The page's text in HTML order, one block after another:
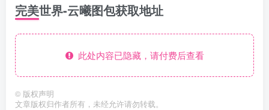
完美世界-云曦图包获取地址
此处内容已隐藏，请付费后查看
© 版权声明
文章版权归作者所有，未经允许请勿转载。